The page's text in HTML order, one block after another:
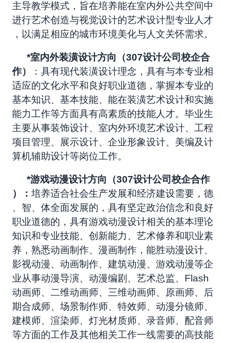
主导教学模式，旨在培养能在室内外公共空间中
进行艺术创造与视觉设计的艺术设计型专业人才
，以满足相应的城市环境美化与人文关怀需求。
*室内外装潢设计方向（307设计公司校企合
作）
：具有现代装潢设计理念，具有与本专业相
适应的文化水平和良好职业道德，掌握本专业的
基本知识、基本技能、能在装潢艺术设计和实施
能力工作等方面具有高素质的技能人才。毕业生
主要从事装饰设计、室内外环境艺术设计、工程
项目管理、展示设计、企业形象设计、美编及计
算机辅助设计等岗位工作。
*游戏动漫设计方向（307设计公司校企合作
）： 培养适合社会生产发展和经济建设需要，德
、智、体全面发展的，具有坚定政治信念和良好
职业道德的，具有游戏动漫设计相关的基本理论
知识和专业技能、创新能力、艺术修养和职业素
养，熟悉动画制作、漫画制作，能胜动漫设计、
影视动漫、动画制作、建筑动漫、游戏动漫等企
业从事动漫导演、动漫编剧、艺术总监、Flash
动画师、二维动画师、三维动画师、原画师、后
期合成师、场景制作师、特效师、动漫分镜师、
建模师、渲染师、灯光材质师、录音师、配音师
等方面的工作及其他相关工作一线需要的高技能